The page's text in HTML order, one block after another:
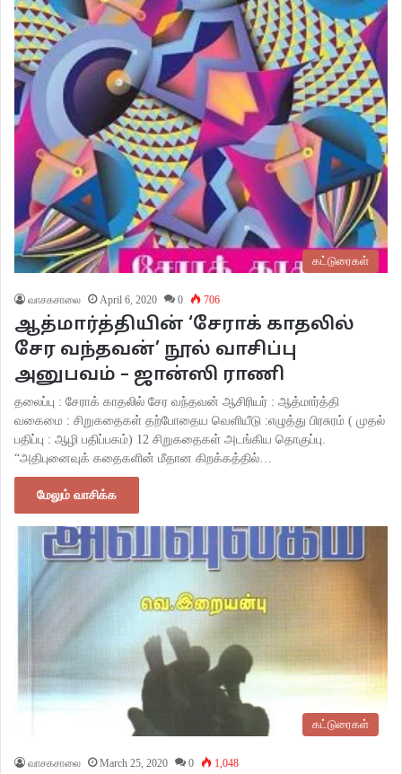
கட்டுரைகள்
வாசகசாலை April 6, 2020 0 706
ஆத்மார்த்தியின் ‘சேராக் காதலில்
சேர வந்தவன்’ நூல் வாசிப்பு
அனுபவம் – ஜான்ஸி ராணி
தலைப்பு : சேராக் காதலில் சேர வந்தவன் ஆசிரியர் : ஆத்மார்த்தி
வகைமை : சிறுகதைகள் தற்போதைய வெளியீடு :எழுத்து பிரசுரம் ( முதல்
பதிப்பு : ஆழி பதிப்பகம்) 12 சிறுகதைகள் அடங்கிய தொகுப்பு.
“அதிபுனைவுக் கதைகளின் மீதான கிறக்கத்தில்…
மேலும் வாசிக்க
கட்டுரைகள்
வாசகசாலை March 25, 2020 0 1,048